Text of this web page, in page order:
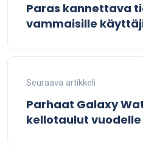
Paras kannettava
vammaisille
Seuraava artikkeli
Parhaat Galaxy
kellotaulut vuodelle